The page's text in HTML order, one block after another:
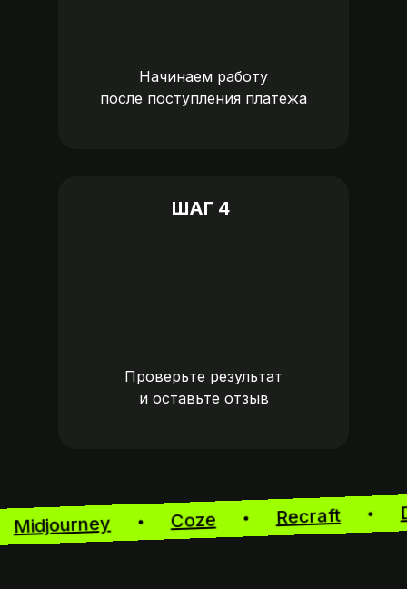
Начинаем работу
после поступления платежа
Проверьте результат
и оставьте отзыв
ШАГ 4
Midjourney Coze Recraft